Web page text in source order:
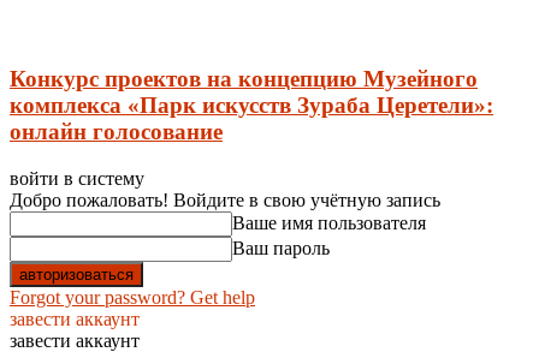
Конкурс проектов на концепцию Музейного
комплекса «Парк искусств Зураба Церетели»:
онлайн голосование
войти в систему
Добро пожаловать! Войдите в свою учётную запись
Ваше имя пользователя
Ваш пароль
Forgot your password? Get help
завести аккаунт
завести аккаунт